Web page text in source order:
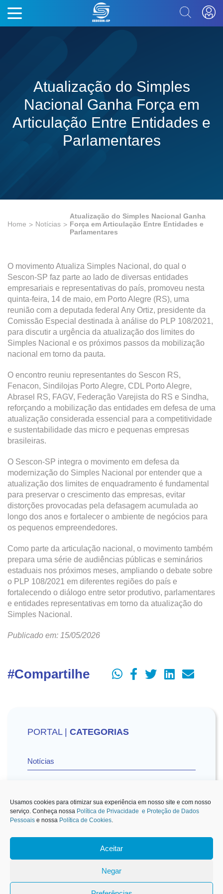
Usamos cookies para otimizar sua experiência em nosso site e com nosso
serviço. Conheça nossa Política de Privacidade e Proteção de Dados
Pessoais e nossa Política de Cookies.
Aceitar
Negar
Atualização do Simples
Nacional Ganha Força em
Articulação Entre Entidades e
Parlamentares
Home Notícias
Atualização do Simples Nacional Ganha
Força em Articulação Entre Entidades e
Parlamentares
O movimento Atualiza Simples Nacional, do qual o
Sescon-SP faz parte ao lado de diversas entidades
empresariais e representativas do país, promoveu nesta
quinta-feira, 14 de maio, em Porto Alegre (RS), uma
reunião com a deputada federal Any Ortiz, presidente da
Comissão Especial destinada à análise do PLP 108/2021,
para discutir a urgência da atualização dos limites do
Simples Nacional e os próximos passos da mobilização
nacional em torno da pauta.
O encontro reuniu representantes do Sescon RS,
Fenacon, Sindilojas Porto Alegre, CDL Porto Alegre,
Abrasel RS, FAGV, Federação Varejista do RS e Sindha,
reforçando a mobilização das entidades em defesa de uma
atualização considerada essencial para a competitividade
e sustentabilidade das micro e pequenas empresas
brasileiras.
O Sescon-SP integra o movimento em defesa da
modernização do Simples Nacional por entender que a
atualização dos limites de enquadramento é fundamental
para preservar o crescimento das empresas, evitar
distorções provocadas pela defasagem acumulada ao
longo dos anos e fortalecer o ambiente de negócios para
os pequenos empreendedores.
Como parte da articulação nacional, o movimento também
prepara uma série de audiências públicas e seminários
estaduais nos próximos meses, ampliando o debate sobre
o PLP 108/2021 em diferentes regiões do país e
fortalecendo o diálogo entre setor produtivo, parlamentares
e entidades representativas em torno da atualização do
Simples Nacional.
Publicado em: 15/05/2026
#Compartilhe
PORTAL | CATEGORIAS
Notícias